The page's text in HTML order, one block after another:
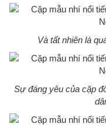
Và tất nhiên là
Sự đáng yêu của cặp